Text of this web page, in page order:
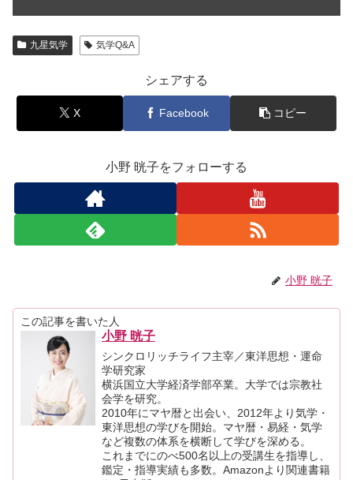
九星気学 気学Q&A
シェアする
X Facebook コピー
小野 晄子をフォローする
小野 晄子
この記事を書いた人
小野 晄子
シンクロリッチライフ主宰／東洋思想・運命
学研究家
横浜国立大学経済学部卒業。大学では宗教社
会学を研究。
2010年にマヤ暦と出会い、2012年より気学・
東洋思想の学びを開始。マヤ暦・易経・気学
など複数の体系を横断して学びを深める。
これまでにのべ500名以上の受講生を指導し、
鑑定・指導実績も多数。Amazonより関連書籍